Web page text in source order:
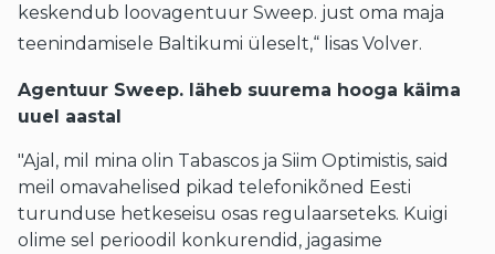
keskendub loovagentuur Sweep. just oma maja
teenindamisele Baltikumi üleselt,“ lisas Volver.
Agentuur Sweep. läheb suurema hooga käima
uuel aastal
"Ajal, mil mina olin Tabascos ja Siim Optimistis, said
meil omavahelised pikad telefonikõned Eesti
turunduse hetkeseisu osas regulaarseteks. Kuigi
olime sel perioodil konkurendid, jagasime